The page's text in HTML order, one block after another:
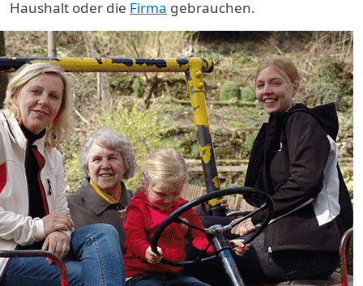
Haushalt oder die Firma gebrauchen.